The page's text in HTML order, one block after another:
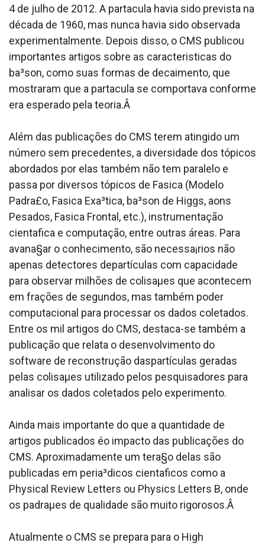
4 de julho de 2012. A parta­cula havia sido prevista na
década de 1960, mas nunca havia sido observada
experimentalmente. Depois disso, o CMS publicou
importantes artigos sobre as caracteri­sticas do
ba³son, como suas formas de decaimento, que
mostraram que a parta­cula se comportava conforme
era esperado pela teoria.Â
Além das publicações do CMS terem atingido um
número sem precedentes, a diversidade dos tópicos
abordados por elas também não tem paralelo e
passa por diversos tópicos de Fa­sica (Modelo
Padra£o, Fa­sica Exa³tica, ba³son de Higgs, aons
Pesados, Fa­sica Frontal, etc.), instrumentação
cienta­fica e computação, entre outras áreas. Para
avana§ar o conhecimento, são necessa¡rios não
apenas detectores departículas com capacidade
para observar milhões de colisaµes que acontecem
em frações de segundos, mas também poder
computacional para processar os dados coletados.
Entre os mil artigos do CMS, destaca-se também a
publicação que relata o desenvolvimento do
software de reconstrução daspartículas geradas
pelas colisaµes utilizado pelos pesquisadores para
analisar os dados coletados pelo experimento.
Ainda mais importante do que a quantidade de
artigos publicados éo impacto das publicações do
CMS. Aproximadamente um tera§o delas são
publicadas em peria³dicos cienta­ficos como a
Physical Review Letters ou Physics Letters B, onde
os padraµes de qualidade são muito rigorosos.Â
Atualmente o CMS se prepara para o High